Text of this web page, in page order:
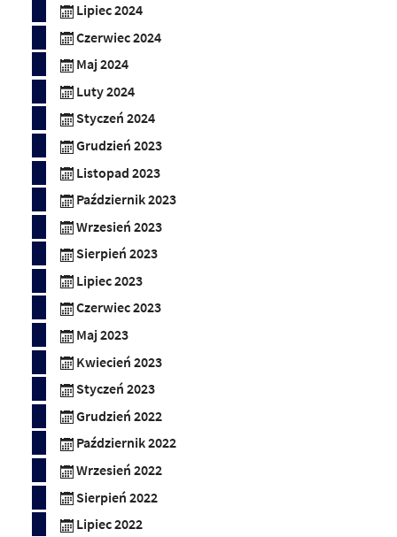
Lipiec 2024
Czerwiec 2024
Maj 2024
Luty 2024
Styczeń 2024
Grudzień 2023
Listopad 2023
Październik 2023
Wrzesień 2023
Sierpień 2023
Lipiec 2023
Czerwiec 2023
Maj 2023
Kwiecień 2023
Styczeń 2023
Grudzień 2022
Październik 2022
Wrzesień 2022
Sierpień 2022
Lipiec 2022